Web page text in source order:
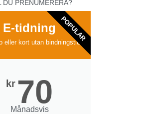
DU PRENUMERERA?
E-tidning
eller kort utan bindningstid
kr 70
Månadsvis
POPULAR